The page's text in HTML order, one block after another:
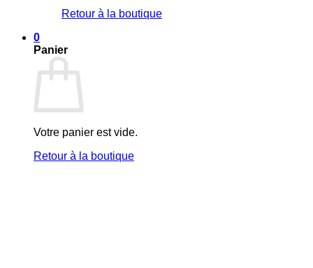
Retour à la boutique
0
Panier
Votre panier est vide.
Retour à la boutique